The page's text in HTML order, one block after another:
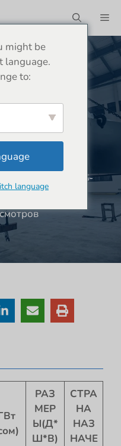
Косово-RAS-
РАЗ
МЕР
Ы(Д*
Ш*В)
СТРА
НА
НАЗ
НАЧЕ
might be
language.
to:
language